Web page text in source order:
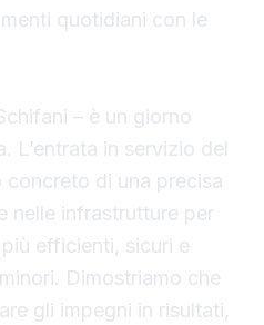
quotidiani con le
– è un giorno
L’entrata in servizio del
concreto di una precisa
nelle infrastrutture per
efficienti, sicuri e
Dimostriamo che
gli impegni in risultati,